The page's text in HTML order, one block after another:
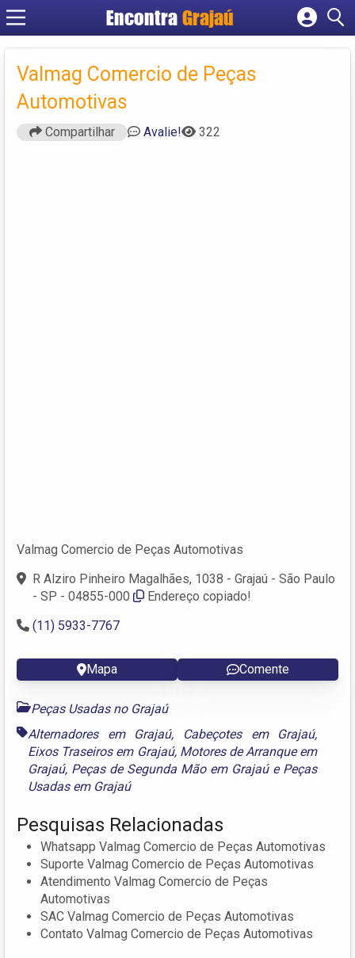
Encontra Grajaú
Cadastrar empresa
Criar conta
Valmag Comercio de Peças
Automotivas
Compartilhar Avalie! 322
Valmag Comercio de Peças Automotivas
R Alziro Pinheiro Magalhães, 1038 - Grajaú - São Paulo
- SP - 04855-000
Endereço copiado!
(11) 5933-7767
Mapa Comente
Peças Usadas no Grajaú
Alternadores em Grajaú, Cabeçotes em Grajaú,
Eixos Traseiros em Grajaú, Motores de Arranque em
Grajaú, Peças de Segunda Mão em Grajaúe Peças
Usadas em Grajaú
Pesquisas Relacionadas
Whatsapp Valmag Comercio de Peças Automotivas
Suporte Valmag Comercio de Peças Automotivas
Atendimento Valmag Comercio de Peças
Automotivas
SAC Valmag Comercio de Peças Automotivas
Contato Valmag Comercio de Peças Automotivas